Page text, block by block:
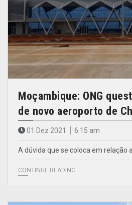
Moçambique: ONG
de novo aeroporto de
01 Dez 2021 6.15 am
A dúvida que se coloca em relação
CONTINUE READING